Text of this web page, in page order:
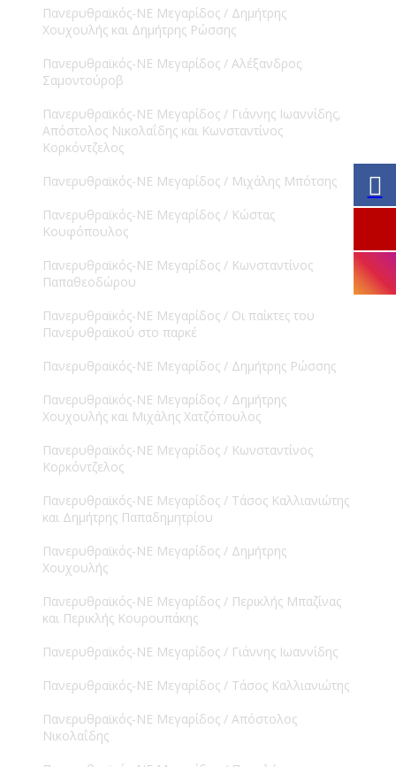
Πανερυθραϊκός-ΝΕ Μεγαρίδος / Δημήτρης
Χουχουλής και Δημήτρης Ρώσσης
Πανερυθραϊκός-ΝΕ Μεγαρίδος / Αλέξανδρος
Σαμοντούροβ
Πανερυθραϊκός-ΝΕ Μεγαρίδος / Γιάννης Ιωαννίδης,
Απόστολος Νικολαΐδης και Κωνσταντίνος
Κορκόντζελος
Πανερυθραϊκός-ΝΕ Μεγαρίδος / Μιχάλης Μπότσης
Πανερυθραϊκός-ΝΕ Μεγαρίδος / Κώστας
Κουφόπουλος
Πανερυθραϊκός-ΝΕ Μεγαρίδος / Κωνσταντίνος
Παπαθεοδώρου
Πανερυθραϊκός-ΝΕ Μεγαρίδος / Οι παίκτες του
Πανερυθραϊκού στο παρκέ
Πανερυθραϊκός-ΝΕ Μεγαρίδος / Δημήτρης Ρώσσης
Πανερυθραϊκός-ΝΕ Μεγαρίδος / Δημήτρης
Χουχουλής και Μιχάλης Χατζόπουλος
Πανερυθραϊκός-ΝΕ Μεγαρίδος / Κωνσταντίνος
Κορκόντζελος
Πανερυθραϊκός-ΝΕ Μεγαρίδος / Τάσος Καλλιανιώτης
και Δημήτρης Παπαδημητρίου
Πανερυθραϊκός-ΝΕ Μεγαρίδος / Δημήτρης
Χουχουλής
Πανερυθραϊκός-ΝΕ Μεγαρίδος / Περικλής Μπαζίνας
και Περικλής Κουρουπάκης
Πανερυθραϊκός-ΝΕ Μεγαρίδος / Γιάννης Ιωαννίδης
Πανερυθραϊκός-ΝΕ Μεγαρίδος / Τάσος Καλλιανιώτης
Πανερυθραϊκός-ΝΕ Μεγαρίδος / Απόστολος
Νικολαΐδης